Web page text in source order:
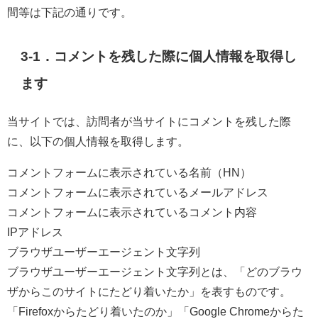
間等は下記の通りです。
3-1．コメントを残した際に個人情報を取得し
ます
当サイトでは、訪問者が当サイトにコメントを残した際
に、以下の個人情報を取得します。
コメントフォームに表示されている名前（HN）
コメントフォームに表示されているメールアドレス
コメントフォームに表示されているコメント内容
IPアドレス
ブラウザユーザーエージェント文字列
ブラウザユーザーエージェント文字列とは、「どのブラウ
ザからこのサイトにたどり着いたか」を表すものです。
「Firefoxからたどり着いたのか」「Google Chromeからた